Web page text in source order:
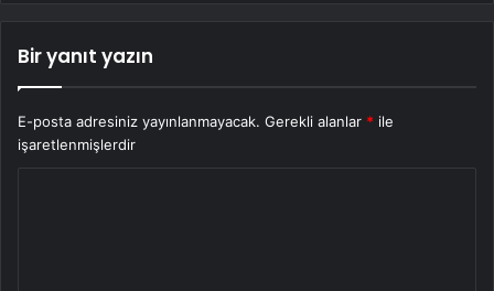
Bir yanıt yazın
E-posta adresiniz yayınlanmayacak. Gerekli alanlar * ile
işaretlenmişlerdir